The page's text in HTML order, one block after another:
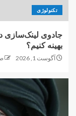
تکنولوژی
جادوی لینک‌سازی
بهینه کنیم؟
آگوست 1, 2026